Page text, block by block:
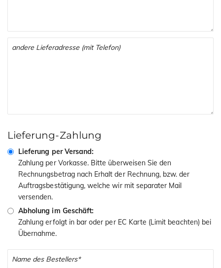
Lieferung-Zahlung
Lieferung per Versand:
Zahlung per Vorkasse. Bitte überweisen Sie den
Rechnungsbetrag nach Erhalt der Rechnung, bzw. der
Auftragsbestätigung, welche wir mit separater Mail
versenden.
Abholung im Geschäft:
Zahlung erfolgt in bar oder per EC Karte (Limit beachten) bei
Übernahme.